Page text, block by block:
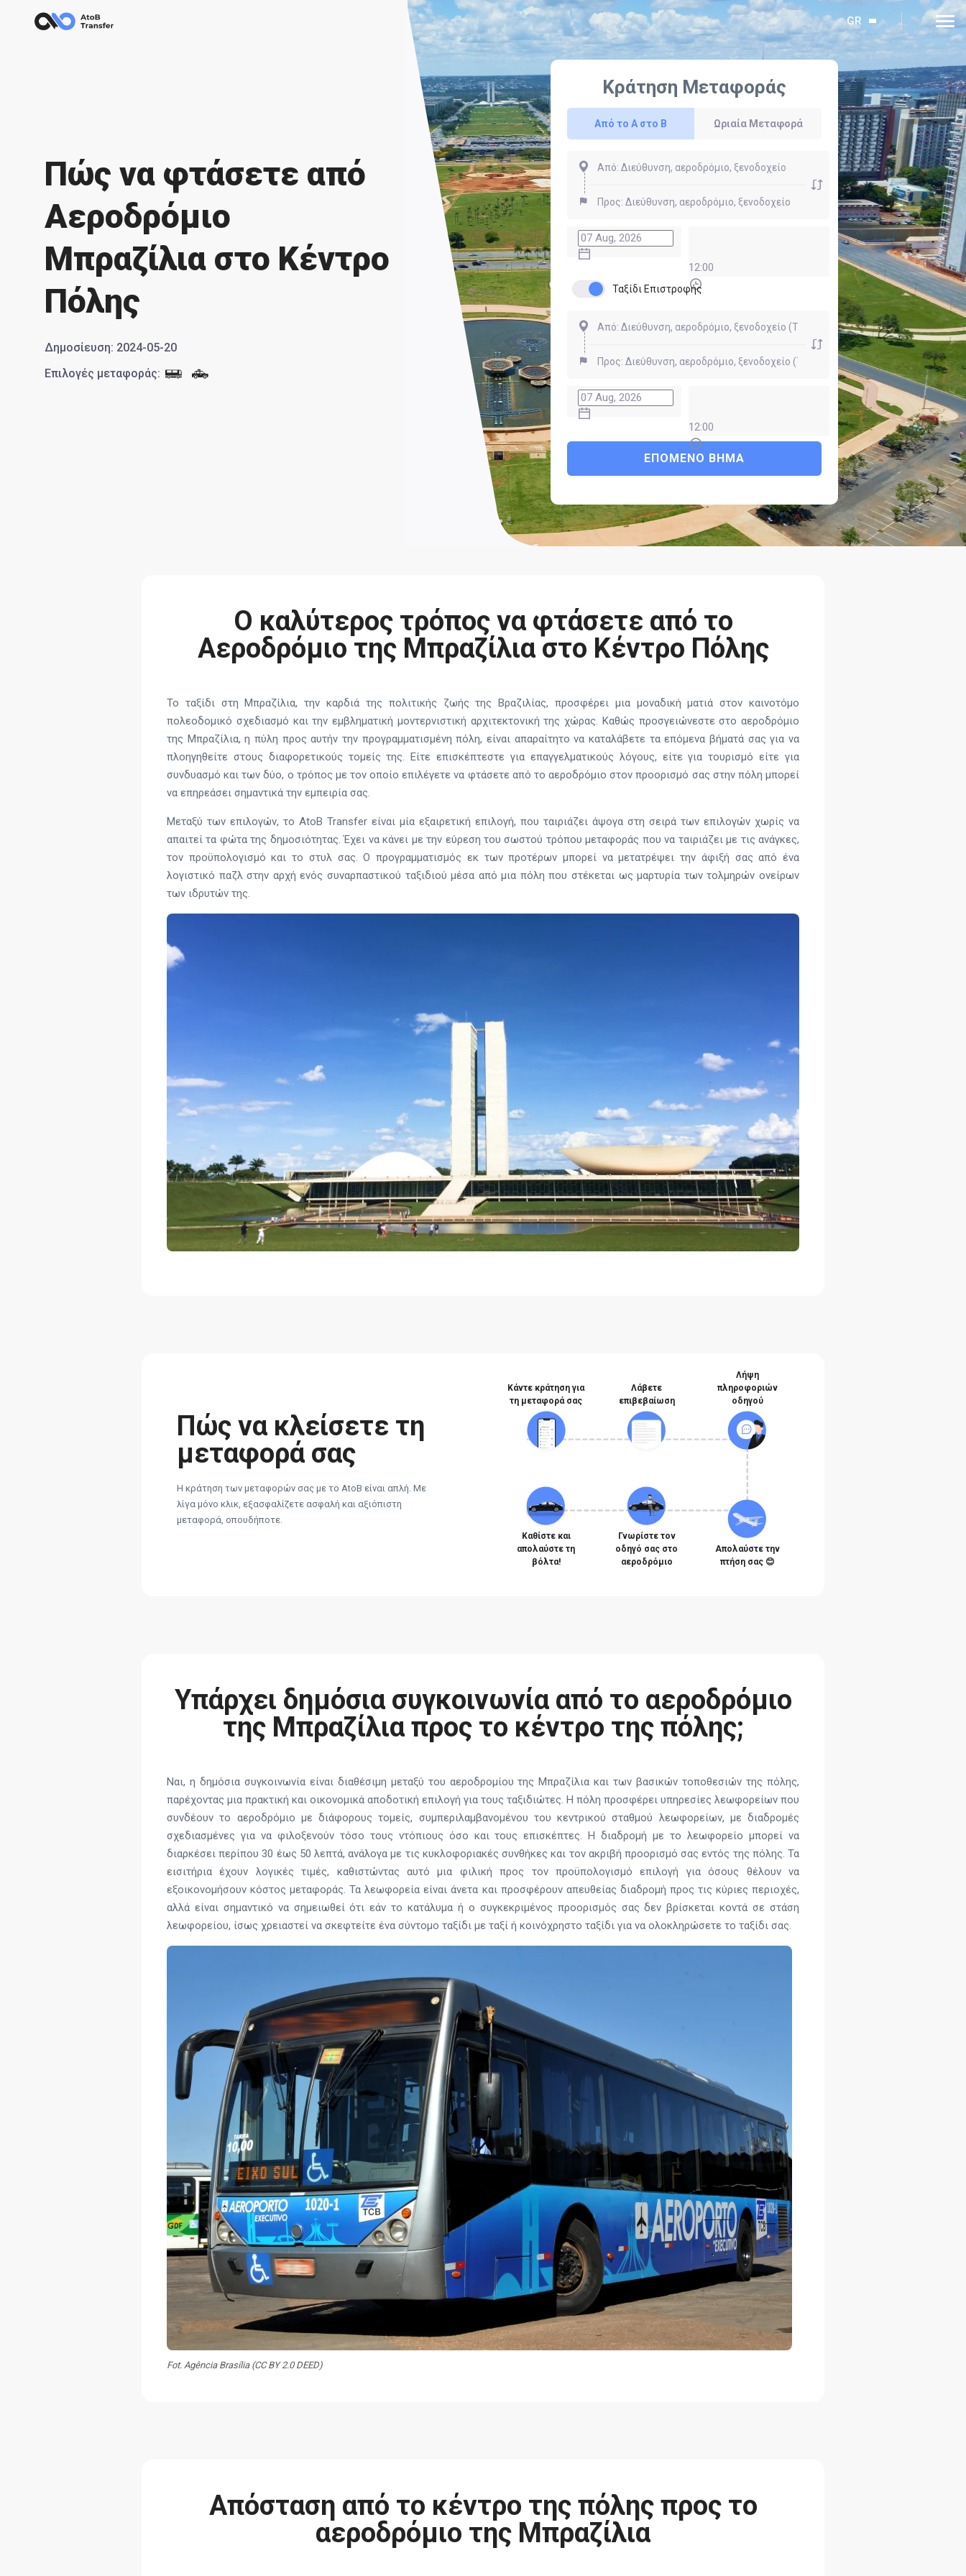
GR
Πώς να φτάσετε από
Αεροδρόμιο
Μπραζίλια στο Κέντρο
Πόλης
Δημοσίευση: 2024-05-20
Επιλογές μεταφοράς:
Κράτηση Μεταφοράς
Από το Α στο Β Ωριαία Μεταφορά
12:00
Ταξίδι Επιστροφής
12:00
ΕΠΌΜΕΝΟ ΒΉΜΑ
Ο καλύτερος τρόπος να φτάσετε από το
Αεροδρόμιο της Μπραζίλια στο Κέντρο Πόλης
Το ταξίδι στη Μπραζίλια, την καρδιά της πολιτικής ζωής της Βραζιλίας, προσφέρει μια μοναδική ματιά στον καινοτόμο
πολεοδομικό σχεδιασμό και την εμβληματική μοντερνιστική αρχιτεκτονική της χώρας. Καθώς προσγειώνεστε στο αεροδρόμιο
της Μπραζίλια, η πύλη προς αυτήν την προγραμματισμένη πόλη, είναι απαραίτητο να καταλάβετε τα επόμενα βήματά σας για να
πλοηγηθείτε στους διαφορετικούς τομείς της. Είτε επισκέπτεστε για επαγγελματικούς λόγους, είτε για τουρισμό είτε για
συνδυασμό και των δύο, ο τρόπος με τον οποίο επιλέγετε να φτάσετε από το αεροδρόμιο στον προορισμό σας στην πόλη μπορεί
να επηρεάσει σημαντικά την εμπειρία σας.
Μεταξύ των επιλογών, το AtoB Transfer είναι μία εξαιρετική επιλογή, που ταιριάζει άψογα στη σειρά των επιλογών χωρίς να
απαιτεί τα φώτα της δημοσιότητας. Έχει να κάνει με την εύρεση του σωστού τρόπου μεταφοράς που να ταιριάζει με τις ανάγκες,
τον προϋπολογισμό και το στυλ σας. Ο προγραμματισμός εκ των προτέρων μπορεί να μετατρέψει την άφιξή σας από ένα
λογιστικό παζλ στην αρχή ενός συναρπαστικού ταξιδιού μέσα από μια πόλη που στέκεται ως μαρτυρία των τολμηρών ονείρων
των ιδρυτών της.
Πώς να κλείσετε τη
μεταφορά σας
Η κράτηση των μεταφορών σας με το AtoB είναι απλή. Με
λίγα μόνο κλικ, εξασφαλίζετε ασφαλή και αξιόπιστη
μεταφορά, οπουδήποτε.
Κάντε κράτηση για
τη μεταφορά σας
Λάβετε
επιβεβαίωση
Λήψη
πληροφοριών
οδηγού
Καθίστε και
απολαύστε τη
βόλτα!
Γνωρίστε τον
οδηγό σας στο
αεροδρόμιο
Απολαύστε την
πτήση σας 😊
Υπάρχει δημόσια συγκοινωνία από το αεροδρόμιο
της Μπραζίλια προς το κέντρο της πόλης;
Ναι, η δημόσια συγκοινωνία είναι διαθέσιμη μεταξύ του αεροδρομίου της Μπραζίλια και των βασικών τοποθεσιών της πόλης,
παρέχοντας μια πρακτική και οικονομικά αποδοτική επιλογή για τους ταξιδιώτες. Η πόλη προσφέρει υπηρεσίες λεωφορείων που
συνδέουν το αεροδρόμιο με διάφορους τομείς, συμπεριλαμβανομένου του κεντρικού σταθμού λεωφορείων, με διαδρομές
σχεδιασμένες για να φιλοξενούν τόσο τους ντόπιους όσο και τους επισκέπτες. Η διαδρομή με το λεωφορείο μπορεί να
διαρκέσει περίπου 30 έως 50 λεπτά, ανάλογα με τις κυκλοφοριακές συνθήκες και τον ακριβή προορισμό σας εντός της πόλης. Τα
εισιτήρια έχουν λογικές τιμές, καθιστώντας αυτό μια φιλική προς τον προϋπολογισμό επιλογή για όσους θέλουν να
εξοικονομήσουν κόστος μεταφοράς. Τα λεωφορεία είναι άνετα και προσφέρουν απευθείας διαδρομή προς τις κύριες περιοχές,
αλλά είναι σημαντικό να σημειωθεί ότι εάν το κατάλυμα ή ο συγκεκριμένος προορισμός σας δεν βρίσκεται κοντά σε στάση
λεωφορείου, ίσως χρειαστεί να σκεφτείτε ένα σύντομο ταξίδι με ταξί ή κοινόχρηστο ταξίδι για να ολοκληρώσετε το ταξίδι σας.
Fot. Agência Brasília (CC BY 2.0 DEED)
Απόσταση από το κέντρο της πόλης προς το
αεροδρόμιο της Μπραζίλια